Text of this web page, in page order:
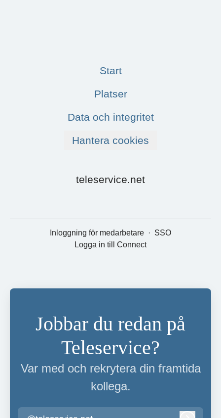
Start
Platser
Data och integritet
Hantera cookies
teleservice.net
Inloggning för medarbetare · SSO
Logga in till Connect
Jobbar du redan på
Teleservice?
Var med och rekrytera din framtida
kollega.